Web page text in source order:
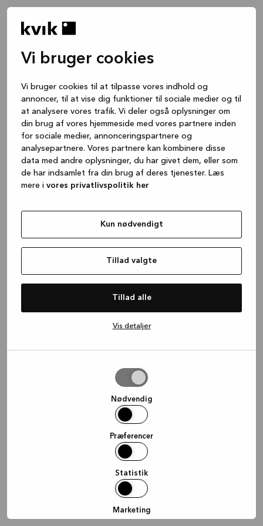
Vi bruger cookies
Vi bruger cookies til at tilpasse vores indhold og
annoncer, til at vise dig funktioner til sociale medier og til
at analysere vores trafik. Vi deler også oplysninger om
din brug af vores hjemmeside med vores partnere inden
for sociale medier, annonceringspartnere og
analysepartnere. Vores partnere kan kombinere disse
data med andre oplysninger, du har givet dem, eller som
de har indsamlet fra din brug af deres tjenester. Læs
mere i vores privatlivspolitik her
Kun nødvendigt
Tillad valgte
Tillad alle
Vis detaljer
Nødvendig
Præferencer
Statistik
Marketing
(see the browser console for more
information).